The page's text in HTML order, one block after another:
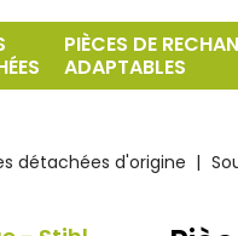
PIÈCES DE
ADAPTABLES
détachées d'origine